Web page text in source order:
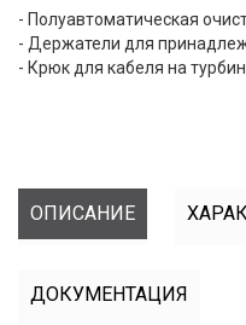
- Полуавтоматическая
- Держатели для
- Крюк для кабеля на
ОПИСАНИЕ
ДОКУМЕНТАЦИЯ